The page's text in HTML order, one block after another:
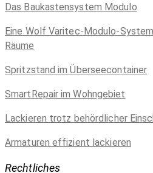
Das Baukastensystem Modulo
Eine Wolf Varitec-Modulo-
Räume
Spritzstand im Überseecontainer
SmartRepair im Wohngebiet
Lackieren trotz behördlicher
Armaturen effizient lackieren
Rechtliches